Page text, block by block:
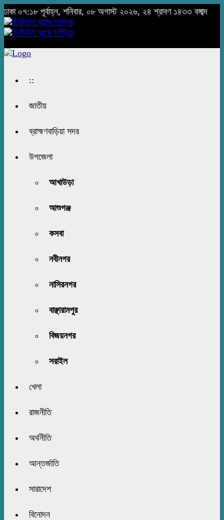
ঢাকা ০৭:১৮ পূর্বাহ্ন, শনিবার, ০৮ অগাস্ট ২০২৬, ২৪ শ্রাবণ ১৪৩৩ বঙ্গাব্দ
::
জাতীয়
ব্রাহ্মণবাড়িয়া সদর
উপজেলা
আখাউড়া
আশুগঞ্জ
কসবা
নবীনগর
নাসিরনগর
বাঞ্ছারামপুর
বিজয়নগর
সরাইল
খেলা
রাজনীতি
অর্থনীতি
আন্তর্জাতি
সারাদেশ
বিনোদন